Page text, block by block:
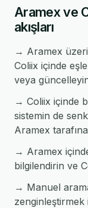
Aramex ve
akışları
→ Aramex
Coliix içinde
veya
→ Coliix içinde
sistemin de
Aramex
→ Aramex
bilgilendirin ve
→ Manuel